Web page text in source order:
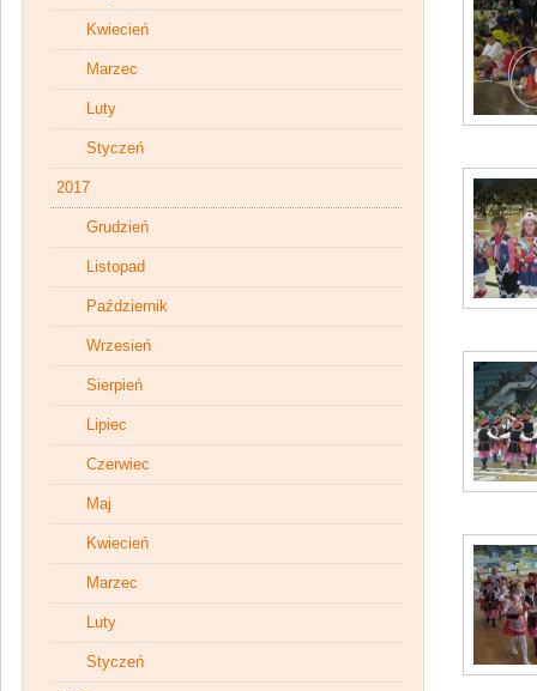
Kwiecień
Marzec
Luty
Styczeń
2017
Grudzień
Listopad
Październik
Wrzesień
Sierpień
Lipiec
Czerwiec
Maj
Kwiecień
Marzec
Luty
Styczeń